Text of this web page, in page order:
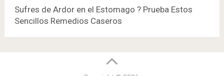
Sufres de Ardor en el Estomago ? Prueba Estos
Sencillos Remedios Caseros